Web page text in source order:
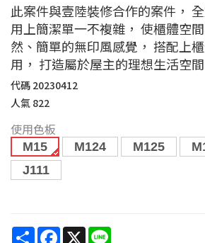
此案件與壹陸裝修合作的案件，
用上簡潔單一不複雜， 使櫃體空
然、簡單的無印風感覺， 搭配上
用， 打造屬於屋主的理想生活空間
代碼 20230412
人氣 822
使用色板
M15 M124 M125
J111
ShareFacebook
X